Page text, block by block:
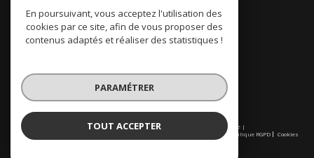
© 2026 | Tous droits réservés | Traduction powered by Google |
Nos honoraires
Politique RGPD Cookies
En poursuivant, vous acceptez l'utilisation des
cookies par ce site, afin de vous proposer des
contenus adaptés et réaliser des statistiques !
PARAMÉTRER
TOUT ACCEPTER